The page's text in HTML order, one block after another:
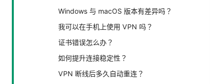
Windows 与 macOS 版本有差异吗？
我可以在手机上使用 VPN 吗？
证书错误怎么办？
如何提升连接稳定性？
VPN 断线后多久自动重连？